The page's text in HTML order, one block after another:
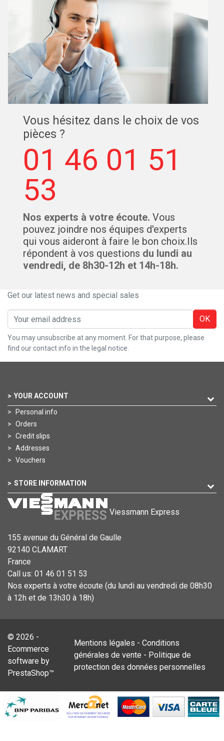
Vous hésitez dans le choix de vos
pièces ?
01 46 01 51
53
Nos experts à votre écoute. Vous
pouvez joindre nos équipes d'experts
qui vous aideront à faire le bon choix.Ils
répondent à vos questions du lundi au
vendredi, de 8h30-12h et 14h-18h.
Get our latest news and special sales
OK
You may unsubscribe at any moment. For that purpose, please
find our contact info in the legal notice.
YOUR ACCOUNT
Personal info
Orders
Credit slips
Addresses
Vouchers
STORE INFORMATION
Viessmann Express
155 avenue du Général de Gaulle
92140 CLAMART
France
Call us: 01 46 01 51 53
Nos experts à votre écoute (du lundi au vendredi de 08h30
à 12h et de 13h30 à 18h)
© 2026 -
Ecommerce
software by
PrestaShop™
Mentions légales -Conditions
générales de vente - Politique de
protection des données personnelles